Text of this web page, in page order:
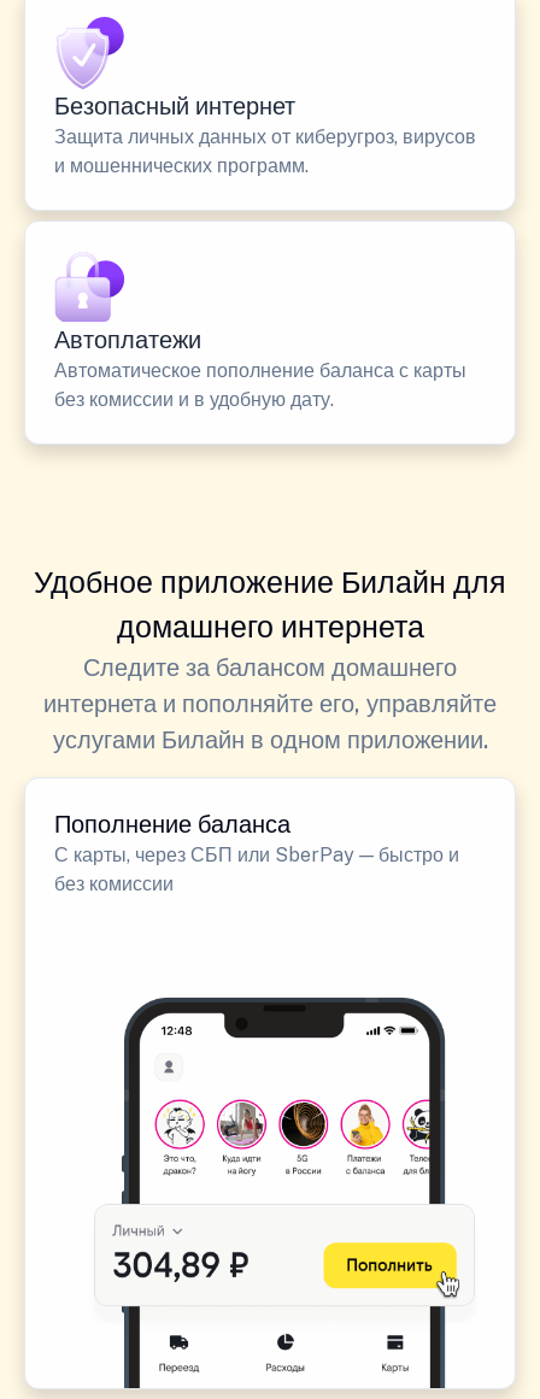
Безопасный интернет
Защита личных данных от киберугроз, вирусов
и мошеннических программ.
Автоплатежи
Автоматическое пополнение баланса с карты
без комиссии и в удобную дату.
Удобное приложение Билайн для
домашнего интернета
Следите за балансом домашнего
интернета и пополняйте его, управляйте
услугами Билайн в одном приложении.
Пополнение баланса
С карты, через СБП или SberPay — быстро и
без комиссии